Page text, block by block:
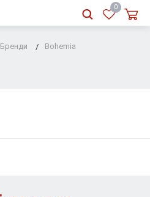
RU
0
Бренди Bohemia